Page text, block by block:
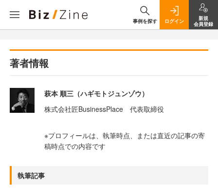
事例を探す ログイン
新規
会員登録
著者情報
萩本 順三（ハギモトジュンゾウ）
株式会社匠BusinessPlace 代表取締役
※プロフィールは、執筆時点、または直近の記事の寄
稿時点での内容です
執筆記事